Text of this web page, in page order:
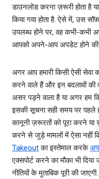
डाउनलोड करना ज़रूरी होता है
किया गया होता है. ऐसे में, उस
उपलब्ध होने पर, वह कभी-कभी
आपको अपने-आप अपडेट होने की
अगर आप हमारी किसी ऐसी
करने वाले हैं और इन बदलावों
असर पड़ने वाला है या अगर हम
इसकी सूचना सही समय पर पहले ही
कानूनी ज़रूरतों को पूरा करने
करने से जुड़े मामलों में ऐसा नहीं
Takeoutका इस्तेमाल करके
एक्सपोर्ट करने का मौका भी
नीतियों के मुताबिक पूरी की जाएगी.